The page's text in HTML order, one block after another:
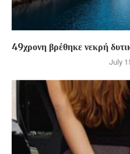
49χρονη βρέθηκε νεκρή
July